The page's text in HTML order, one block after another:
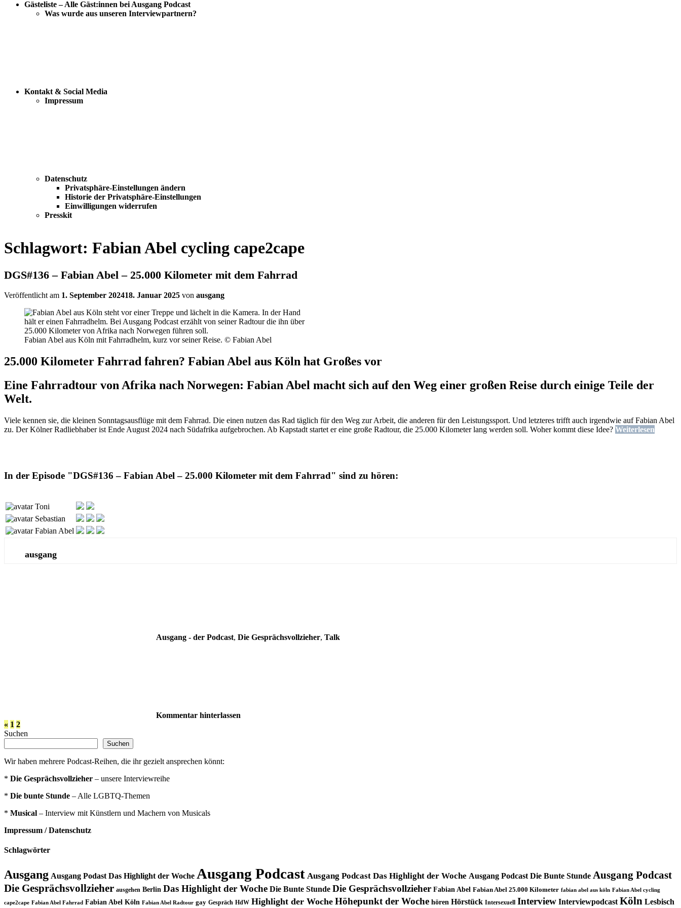
Gästeliste – Alle Gäst:innen bei Ausgang Podcast
Was wurde aus unseren Interviewpartnern?
Kontakt & Social Media
Impressum
Datenschutz
Privatsphäre-Einstellungen ändern
Historie der Privatsphäre-Einstellungen
Einwilligungen widerrufen
Presskit
Schlagwort: Fabian Abel cycling cape2cape
DGS#136 – Fabian Abel – 25.000 Kilometer mit dem Fahrrad
Veröffentlicht am 1. September 202418. Januar 2025 von ausgang
Fabian Abel aus Köln mit Fahrradhelm, kurz vor seiner Reise. © Fabian Abel
25.000 Kilometer Fahrrad fahren? Fabian Abel aus Köln hat Großes vor
Eine Fahrradtour von Afrika nach Norwegen: Fabian Abel macht sich auf den Weg einer großen Reise durch einige Teile der
Welt.
Viele kennen sie, die kleinen Sonntagsausflüge mit dem Fahrrad. Die einen nutzen das Rad täglich für den Weg zur Arbeit, die anderen für den Leistungssport. Und letzteres trifft auch irgendwie auf Fabian Abel
zu. Der Kölner Radliebhaber ist Ende August 2024 nach Südafrika aufgebrochen. Ab Kapstadt startet er eine große Radtour, die 25.000 Kilometer lang werden soll. Woher kommt diese Idee? Weiterlesen
In der Episode "DGS#136 – Fabian Abel – 25.000 Kilometer mit dem Fahrrad" sind zu hören:
Toni
Sebastian
Fabian Abel
ausgang
Ausgang - der Podcast, Die Gesprächsvollzieher, Talk
Kommentar hinterlassen
Seitennummerierung
der
Beiträge
«Vorherige
Beiträge
1 2
Suchen
Suchen
Wir haben mehrere Podcast-Reihen, die ihr gezielt ansprechen könnt:
* Die Gesprächsvollzieher – unsere Interviewreihe
* Die bunte Stunde – Alle LGBTQ-Themen
* Musical – Interview mit Künstlern und Machern von Musicals
Impressum / Datenschutz
Schlagwörter
Ausgang Ausgang Podast Das Highlight der Woche Ausgang Podcast Ausgang Podcast Das Highlight der Woche Ausgang Podcast Die Bunte Stunde Ausgang Podcast
Die Gesprächsvollzieher ausgehen Berlin Das Highlight der Woche Die Bunte Stunde Die Gesprächsvollzieher Fabian Abel Fabian Abel 25.000 Kilometer fabian abel aus köln Fabian Abel cycling
cape2cape Fabian Abel Fahrrad Fabian Abel Köln Fabian Abel Radtour gay Gespräch HdW Highlight der Woche Höhepunkt der Woche hören Hörstück Intersexuell Interview Interviewpodcast Köln Lesbisch